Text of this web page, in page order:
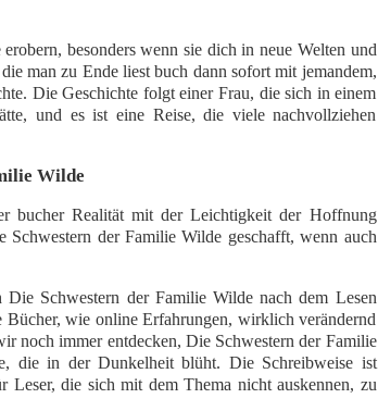
besonders wenn sie dich in neue Welten und
man zu Ende liest buch dann sofort mit jemandem,
Die Geschichte folgt einer Frau, die sich in einem
und es ist eine Reise, die viele nachvollziehen
Wilde
bucher Realität mit der Leichtigkeit der Hoffnung
Schwestern der Familie Wilde geschafft, wenn auch
Schwestern der Familie Wilde nach dem Lesen
Bücher, wie online Erfahrungen, wirklich verändernd
noch immer entdecken, Die Schwestern der Familie
die in der Dunkelheit blüht. Die Schreibweise ist
Leser, die sich mit dem Thema nicht auskennen, zu